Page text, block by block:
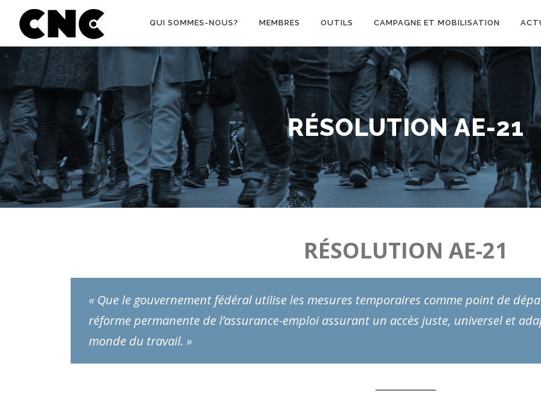
Aller au contenu
QUI SOMMES-NOUS? MEMBRES OUTILS CAMPAGNE ET MOBILISATION
RÉSOLUTION AE-21
RÉSOLUTION AE-21
« Que le gouvernement fédéral utilise les mesures temporaires comme point de
réforme permanente de l’assurance-emploi assurant un accès juste, universel et
monde du travail. »